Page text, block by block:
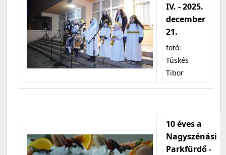
IV. - 2025.
december
21.
fotó:
Tüskés
Tibor
10 éves a
Nagyszénási
Parkfürdő -